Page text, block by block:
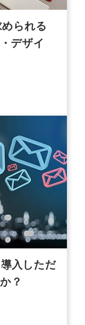
られる
デザイ
入しただ
？